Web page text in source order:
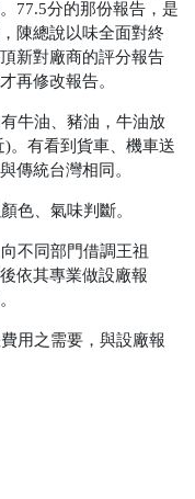
77.5分的那份報告，是
陳總說以味全面對終
新對廠商的評分報告
再修改報告。
牛油、豬油，牛油放
。有看到貨車、機車送
傳統台灣相同。
色、氣味判斷。
不同部門借調王祖
依其專業做設廠報
用之需要，與設廠報